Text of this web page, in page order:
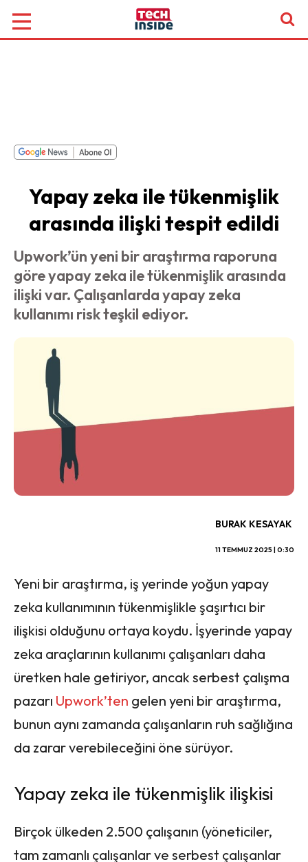
Yapay zeka ile tükenmişlik
arasında ilişki tespit edildi
Upwork’ün yeni bir araştırma raporuna
göre yapay zeka ile tükenmişlik arasında
ilişki var. Çalışanlarda yapay zeka
kullanımı risk teşkil ediyor.
BURAK KESAYAK
11 TEMMUZ 2025 | 0:30
Yeni bir araştırma, iş yerinde yoğun yapay
zeka kullanımının tükenmişlikle şaşırtıcı bir
ilişkisi olduğunu ortaya koydu. İşyerinde yapay
zeka araçlarının kullanımı çalışanları daha
üretken hale getiriyor, ancak serbest çalışma
pazarı Upwork’ten gelen yeni bir araştırma,
bunun aynı zamanda çalışanların ruh sağlığına
da zarar verebileceğini öne sürüyor.
Yapay zeka ile tükenmişlik ilişkisi
Birçok ülkeden 2.500 çalışanın (yöneticiler,
tam zamanlı çalışanlar ve serbest çalışanlar